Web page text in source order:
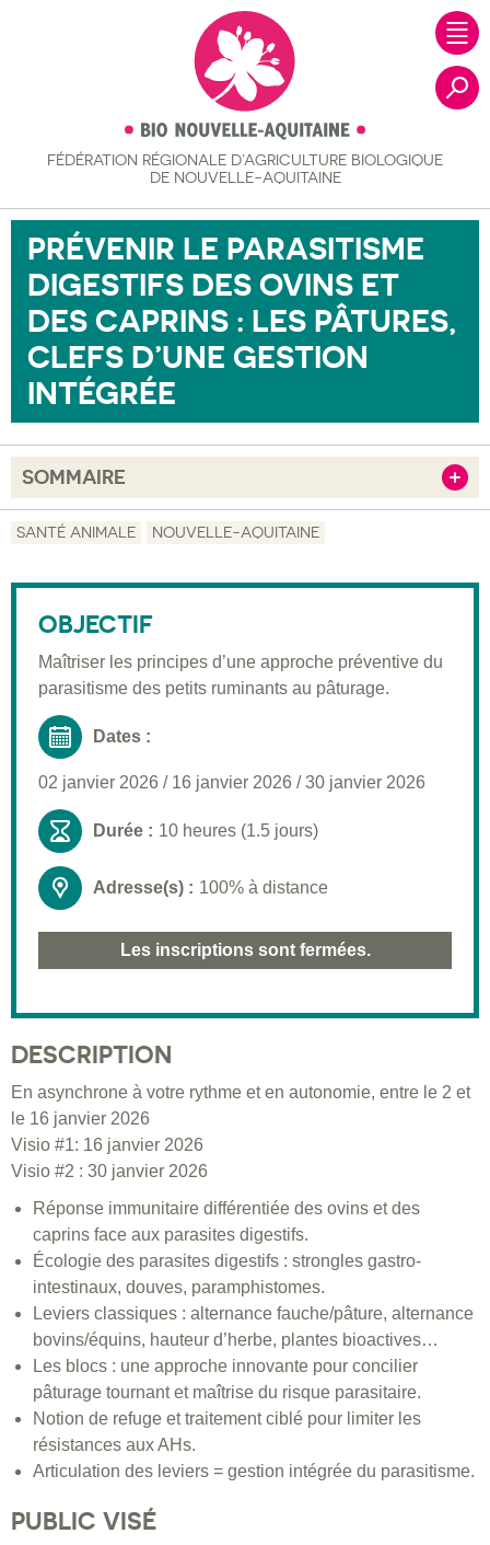
FÉDÉRATION RÉGIONALE D’AGRICULTURE BIOLOGIQUE
DE NOUVELLE-AQUITAINE
PRÉVENIR LE PARASITISME
DIGESTIFS DES OVINS ET
DES CAPRINS : LES PÂTURES,
CLEFS D’UNE GESTION
INTÉGRÉE
SOMMAIRE
Objectif
Pré-requis
Validation
Moyens pédagogiques
Informations pratiques
SANTÉ ANIMALE NOUVELLE-AQUITAINE
OBJECTIF
Maîtriser les principes d’une approche préventive du
parasitisme des petits ruminants au pâturage.
Dates :
02 janvier 2026 / 16 janvier 2026 /30 janvier 2026
Durée : 10 heures (1.5 jours)
Adresse(s) : 100% à distance
Les inscriptions sont fermées.
DESCRIPTION
En asynchrone à votre rythme et en autonomie, entre le 2 et
le 16 janvier 2026
Visio #1: 16 janvier 2026
Visio #2 : 30 janvier 2026
Réponse immunitaire différentiée des ovins et des
caprins face aux parasites digestifs.
Écologie des parasites digestifs : strongles gastro-
intestinaux, douves, paramphistomes.
Leviers classiques : alternance fauche/pâture, alternance
bovins/équins, hauteur d’herbe, plantes bioactives…
Les blocs : une approche innovante pour concilier
pâturage tournant et maîtrise du risque parasitaire.
Notion de refuge et traitement ciblé pour limiter les
résistances aux AHs.
Articulation des leviers = gestion intégrée du parasitisme.
PUBLIC VISÉ